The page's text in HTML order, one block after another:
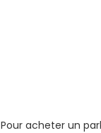
Pour acheter un